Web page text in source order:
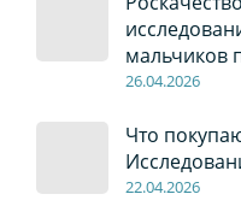
мальчиков
26.04.2026
Что
22.04.2026